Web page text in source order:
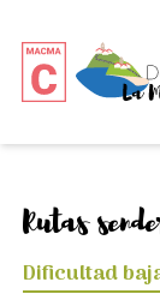
Rutas
Dificultad